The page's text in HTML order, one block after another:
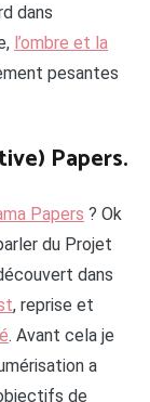
dans
l’ombre et la
pesantes
Papers.
Papers ? Ok
du Projet
dans
, reprise et
. Avant cela je
a
de